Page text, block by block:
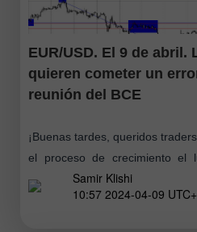
EUR/USD. El 9 de abril.
quieren cometer un
reunión del BCE
¡Buenas tardes, queridos
el proceso de crecimiento el
desde la zona de soporte
trabajó fuera del nivel
Samir Klishi
10:57 2024-04-09